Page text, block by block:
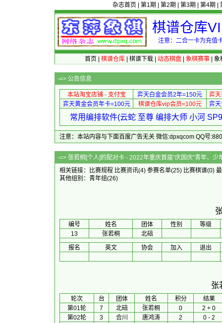
杂志首页 第1期 第2期 第3期 第4期
棋谱仓库
注意：二合一卡为充值
首页 棋谱仓库| 棋谱下载| 动态棋盘| 象棋赛事| 象
-=> 公告信息
本站淘宝店铺 - 支付宝 弈天白金会员2年=150元
弈
弈天黄金会员年卡=100元
棋谱仓库vip会员=100元 弈
常用编排软件(云蛇 至尊 编排大师 小河
注意：本站内容与下面百度广告无关 微信:dpxqcom QQ号
-=> 张若桐[个人]的配对卡 - 2022年重庆首届“庆
相关链接：
比赛规程 比赛资讯(4) 参赛名单(25) 比赛棋谱(0)
其他组别： 青年组(26)
编号 姓名 团体 性别
等级
13
张若桐
北碚
报名
英文 协会 加入 退出
张
轮次 台 团体 姓名 积分
结果
第01轮
7 北碚 张若桐 0
2 + 0
第02轮
3 合川 唐鸿涛 2
0 - 2